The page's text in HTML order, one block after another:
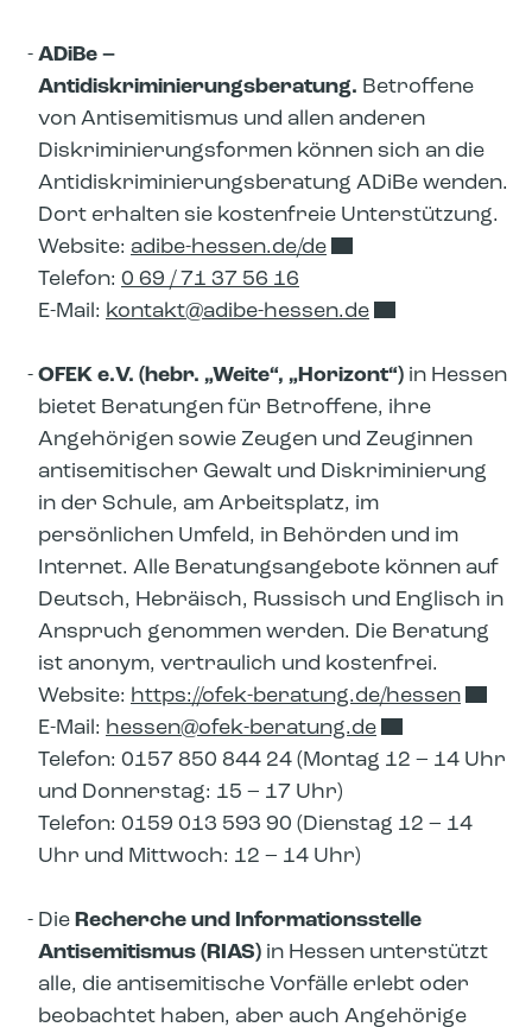
ADiBe –
Antidiskriminierungsberatung. Betroffene
von Antisemitismus und allen anderen
Diskriminierungsformen können sich an die
Antidiskriminierungsberatung ADiBe wenden.
Dort erhalten sie kostenfreie Unterstützung.
Website: adibe-hessen.de/de
Telefon: 0 69 / 71 37 56 16
E-Mail: kontakt​ adibe-hessen.de
OFEK e.V. (hebr. „Weite“, „Horizont“) in Hessen
bietet Beratungen für Betroffene, ihre
Angehörigen sowie Zeugen und Zeuginnen
antisemitischer Gewalt und Diskriminierung
in der Schule, am Arbeitsplatz, im
persönlichen Umfeld, in Behörden und im
Internet. Alle Beratungsangebote können auf
Deutsch, Hebräisch, Russisch und Englisch in
Anspruch genommen werden. Die Beratung
ist anonym, vertraulich und kostenfrei.
Website: https://ofek-beratung.de/hessen
E-Mail: hessen​
ofek-beratung.de
Telefon: 0157 850 844 24 (Montag 12 – 14 Uhr
und Donnerstag: 15 – 17 Uhr)
Telefon: 0159 013 593 90 (Dienstag 12 – 14
Uhr und Mittwoch: 12 – 14 Uhr)
Die Recherche und Informationsstelle
Antisemitismus (RIAS) in Hessen unterstützt
alle, die antisemitische Vorfälle erlebt oder
beobachtet haben, aber auch Angehörige